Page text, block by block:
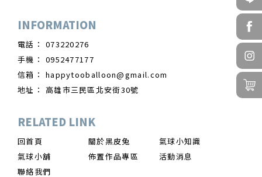
073220276
0952477177
happytooballoon@gmail.com
高雄市三民區北安街30號
回首頁 關於黑皮兔
氣球小知識
氣球小舖
佈置作品專區
活動消息
聯絡我們